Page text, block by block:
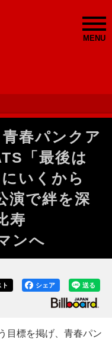
MENU
春パンクア
「最後は
いくから
演で絆を深
寿
ンへ
送る
シェア
ト
目標を掲げ、青春パン